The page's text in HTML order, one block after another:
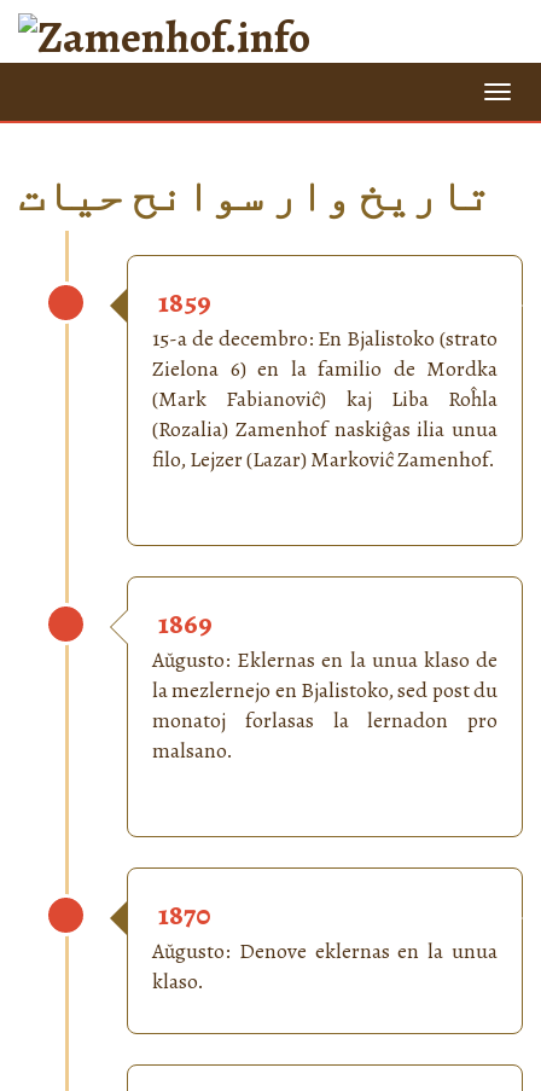
=
تاریخ وار سوانح حیات
1859
15-a de decembro: En Bjalistoko (strato
Zielona 6) en la familio de Mordka
(Mark Fabianoviĉ) kaj Liba Roĥla
(Rozalia) Zamenhof naskiĝas ilia unua
filo, Lejzer (Lazar) Markoviĉ Zamenhof.
1869
Aŭgusto: Eklernas en la unua klaso de
la mezlernejo en Bjalistoko, sed post du
monatoj forlasas la lernadon pro
malsano.
1870
Aŭgusto: Denove eklernas en la unua
klaso.